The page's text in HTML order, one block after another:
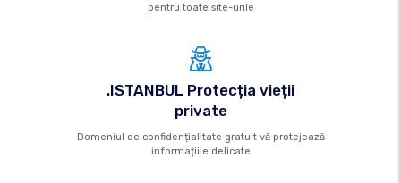
pentru toate site-urile
.ISTANBUL Protecția vieții
private
Domeniul de confidențialitate gratuit vă protejează
informațiile delicate